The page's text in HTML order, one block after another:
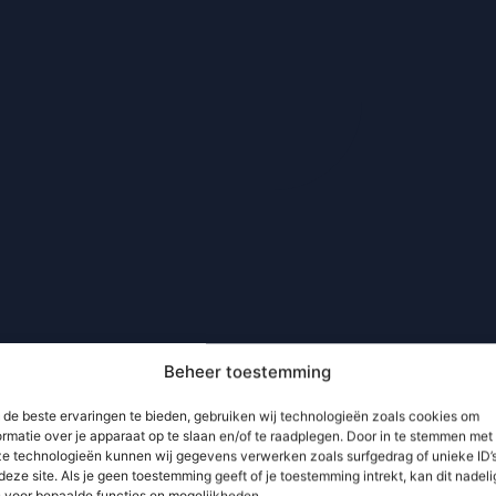
Beheer toestemming
de beste ervaringen te bieden, gebruiken wij technologieën zoals cookies om
over je apparaat op te slaan en/of te raadplegen. Door in te stemmen met
technologieën kunnen wij gegevens verwerken zoals surfgedrag of unieke
site. Als je geen toestemming geeft of je toestemming intrekt, kan dit